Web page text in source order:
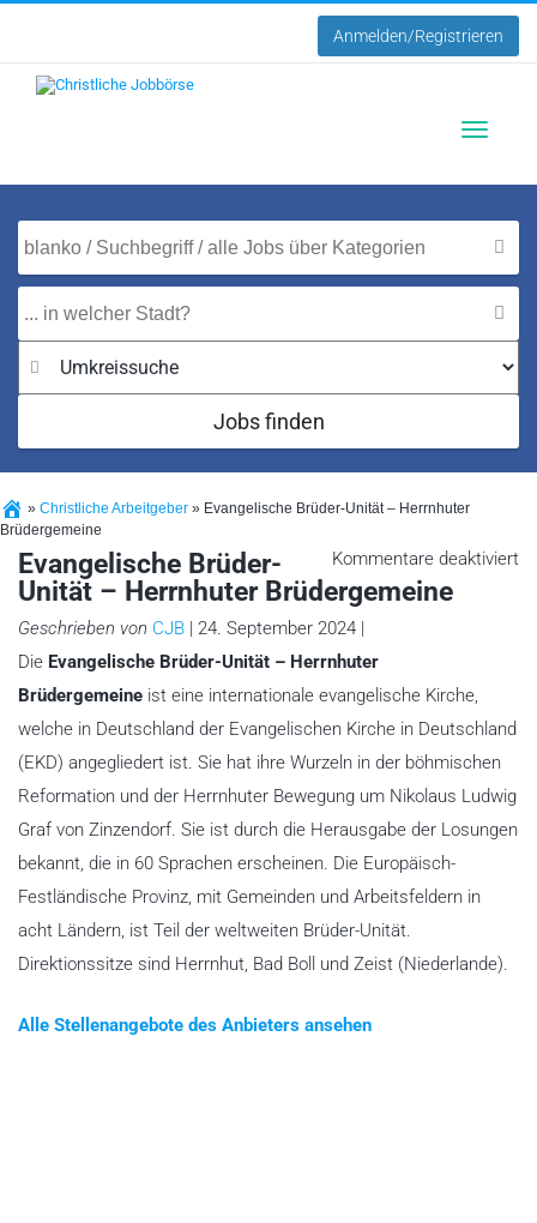
Anmelden/Registrieren
Jobs finden
» Christliche Arbeitgeber » Evangelische Brüder-Unität – Herrnhuter
Brüdergemeine
Kommentare deaktiviert
Evangelische Brüder-
Unität – Herrnhuter Brüdergemeine
Geschrieben von CJB | 24. September 2024 |
Die Evangelische Brüder-Unität – Herrnhuter
Brüdergemeine ist eine internationale evangelische Kirche,
welche in Deutschland der Evangelischen Kirche in Deutschland
(EKD) angegliedert ist. Sie hat ihre Wurzeln in der böhmischen
Reformation und der Herrnhuter Bewegung um Nikolaus Ludwig
Graf von Zinzendorf. Sie ist durch die Herausgabe der Losungen
bekannt, die in 60 Sprachen erscheinen. Die Europäisch-
Festländische Provinz, mit Gemeinden und Arbeitsfeldern in
acht Ländern, ist Teil der weltweiten Brüder-Unität.
Direktionssitze sind Herrnhut, Bad Boll und Zeist (Niederlande).
Alle Stellenangebote des Anbieters ansehen